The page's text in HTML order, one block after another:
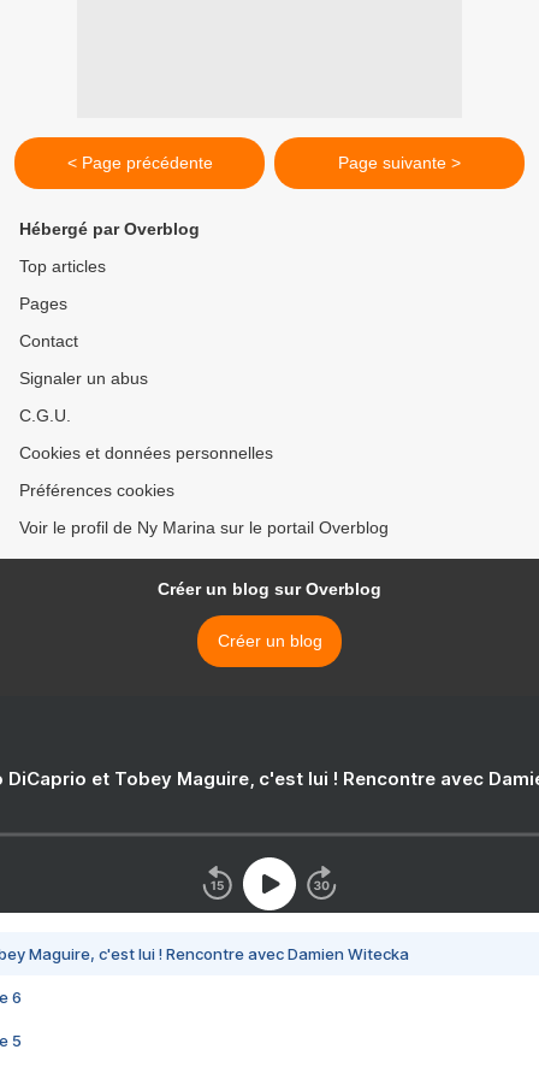
< Page précédente Page suivante >
Hébergé par Overblog
Top articles
Pages
Contact
Signaler un abus
C.G.U.
Cookies et données personnelles
Préférences cookies
Voir le profil de Ny Marina sur le portail Overblog
Créer un blog sur Overblog
Créer un blog
DiCaprio et Tobey Maguire, c'est lui ! Rencontre avec
Maguire, c'est lui ! Rencontre avec Damien Witecka
6
5